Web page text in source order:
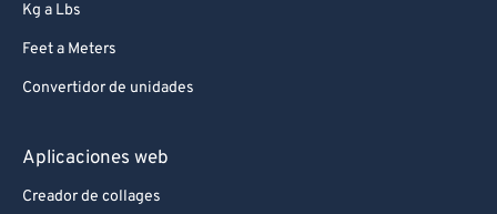
Kg a Lbs
Feet a Meters
Convertidor de unidades
Aplicaciones web
Creador de collages